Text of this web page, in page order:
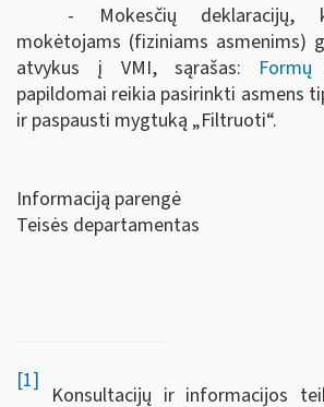
- Mokesčių deklaracijų,
mokėtojams (fiziniams asmenims)
atvykus į VMI, sąrašas:
papildomai reikia pasirinkti asmens
ir paspausti mygtuką „Filtruoti“.
Informaciją parengė
Teisės departamentas
[1]
Konsultacijų ir informacijos